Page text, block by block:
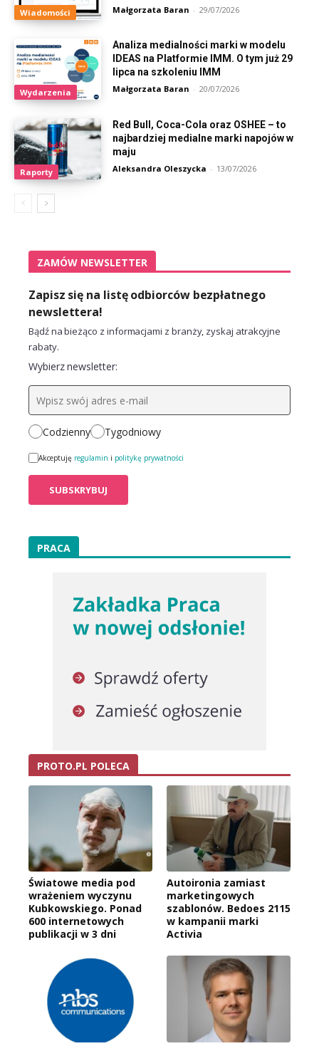
Wiadomości Małgorzata Baran - 29/07/2026
Wydarzenia
Analiza medialności marki w modelu
IDEAS na Platformie IMM. O tym już 29
lipca na szkoleniu IMM
Małgorzata Baran - 20/07/2026
Raporty
Red Bull, Coca-Cola oraz OSHEE – to
najbardziej medialne marki napojów w
maju
Aleksandra Oleszycka - 13/07/2026
ZAMÓW NEWSLETTER
Zapisz się na listę odbiorców bezpłatnego
newslettera!
Bądź na bieżąco z informacjami z branży, zyskaj atrakcyjne
rabaty.
Wybierz newsletter:
Codzienny Tygodniowy
Akceptuję regulamin i politykę prywatności
PRACA
PROTO.PL POLECA
Światowe media pod
wrażeniem wyczynu
Kubkowskiego. Ponad
600 internetowych
publikacji w 3 dni
Autoironia zamiast
marketingowych
szablonów. Bedoes 2115
w kampanii marki
Activia